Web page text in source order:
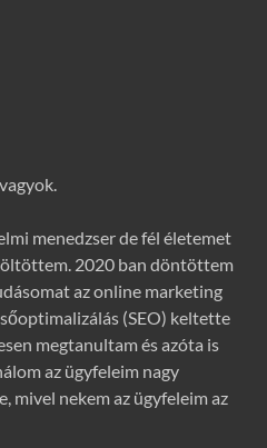
menedzser de fél életemet
2020 ban döntöttem
az online marketing
(SEO) keltette
megtanultam és azóta is
az ügyfeleim nagy
mivel nekem az ügyfeleim az